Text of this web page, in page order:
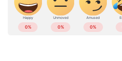
തട്ടിപ്പുകളെയും കുറിച്ച്
ബോധവത്കരിക്കാൻ
ശ്രമിക്കുന്നുണ്ടെന്നും